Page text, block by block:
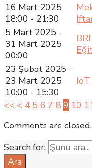
16 Mart 2025
18:00 - 21:30
5 Mart 2025 -
31 Mart 2025
00:00
23 Şubat 2025 -
23 Mart 2025
10:00 - 15:30
IoT
<< < 4 5 6 7 8 9 10
Comments are closed.
Search for:
Ara